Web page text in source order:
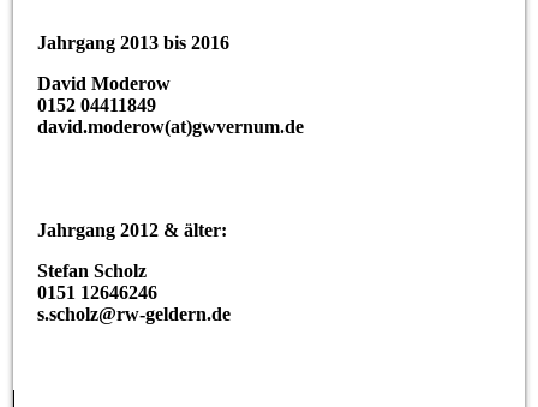
Jahrgang 2013 bis 2016
David Moderow
0152 04411849
david.moderow(at)gwvernum.de
Jahrgang 2012 & älter:
Stefan Scholz
0151 12646246
s.scholz@rw-geldern.de